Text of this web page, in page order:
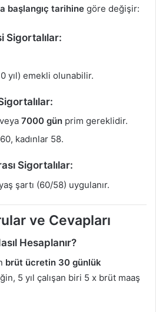
başlangıç tarihine göre değişir:
Sigortalılar:
yıl) emekli olunabilir.
veya 7000 gün prim gereklidir.
kadınlar 58.
Sigortalılar:
şartı (60/58) uygulanır.
ve Cevapları
Hesaplanır?
brüt ücretin 30 günlük
5 yıl çalışan biri 5 x brüt maaş